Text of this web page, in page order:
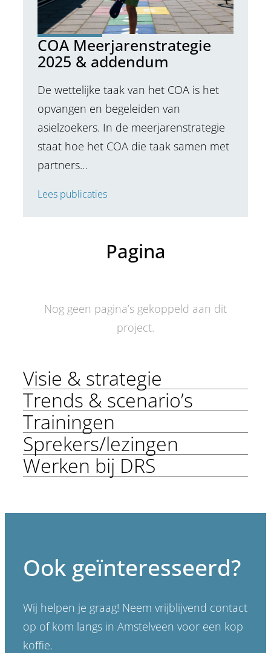
COA Meerjarenstrategie
2025 & addendum
De wettelijke taak van het COA is het
opvangen en begeleiden van
asielzoekers. In de meerjarenstrategie
staat hoe het COA die taak samen met
partners…
Lees publicaties
Pagina
Nog geen pagina’s gekoppeld aan dit
project.
Visie & strategie
Trends & scenario’s
Trainingen
Sprekers/lezingen
Werken bij DRS
Ook geïnteresseerd?
Wij helpen je graag! Neem vrijblijvend contact
op of kom langs in Amstelveen voor een kop
koffie.